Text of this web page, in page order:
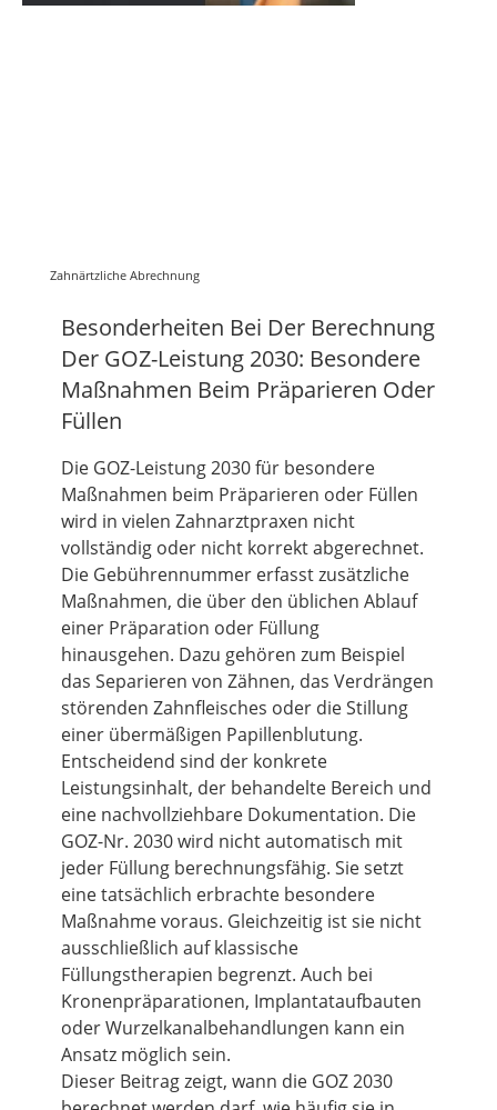
Zahnärtzliche Abrechnung
Besonderheiten Bei Der Berechnung
Der GOZ-Leistung 2030: Besondere
Maßnahmen Beim Präparieren Oder
Füllen
Die GOZ-Leistung 2030 für besondere
Maßnahmen beim Präparieren oder Füllen
wird in vielen Zahnarztpraxen nicht
vollständig oder nicht korrekt abgerechnet.
Die Gebührennummer erfasst zusätzliche
Maßnahmen, die über den üblichen Ablauf
einer Präparation oder Füllung
hinausgehen. Dazu gehören zum Beispiel
das Separieren von Zähnen, das Verdrängen
störenden Zahnfleisches oder die Stillung
einer übermäßigen Papillenblutung.
Entscheidend sind der konkrete
Leistungsinhalt, der behandelte Bereich und
eine nachvollziehbare Dokumentation. Die
GOZ-Nr. 2030 wird nicht automatisch mit
jeder Füllung berechnungsfähig. Sie setzt
eine tatsächlich erbrachte besondere
Maßnahme voraus. Gleichzeitig ist sie nicht
ausschließlich auf klassische
Füllungstherapien begrenzt. Auch bei
Kronenpräparationen, Implantataufbauten
oder Wurzelkanalbehandlungen kann ein
Ansatz möglich sein.
Dieser Beitrag zeigt, wann die GOZ 2030